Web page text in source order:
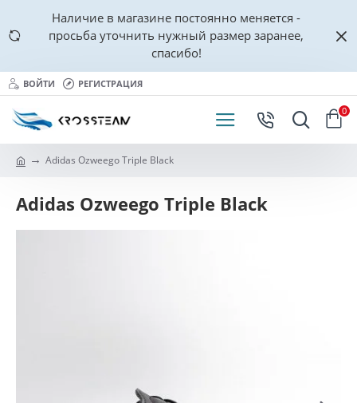
Наличие в магазине постоянно меняется -
просьба уточнить нужный размер заранее,
спасибо!
ВОЙТИ РЕГИСТРАЦИЯ
0
Adidas Ozweego Triple Black
Adidas Ozweego Triple Black